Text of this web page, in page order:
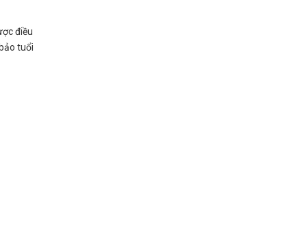
điều
tuổi